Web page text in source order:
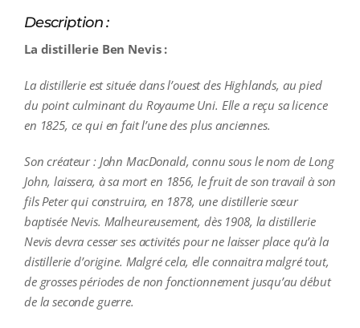
Description :
La distillerie Ben Nevis :
La distillerie est située dans l’ouest des Highlands, au pied
du point culminant du Royaume Uni. Elle a reçu sa licence
en 1825, ce qui en fait l’une des plus anciennes.
Son créateur : John MacDonald, connu sous le nom de Long
John, laissera, à sa mort en 1856, le fruit de son travail à son
fils Peter qui construira, en 1878, une distillerie sœur
baptisée Nevis. Malheureusement, dès 1908, la distillerie
Nevis devra cesser ses activités pour ne laisser place qu’à la
distillerie d’origine. Malgré cela, elle connaitra malgré tout,
de grosses périodes de non fonctionnement jusqu’au début
de la seconde guerre.